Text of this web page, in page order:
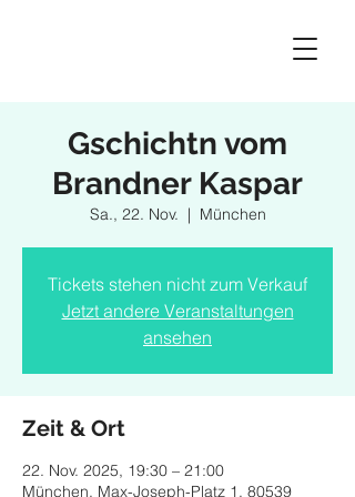
Gschichtn vom
Brandner Kaspar
Sa., 22. Nov.
  |
München
Tickets stehen nicht zum Verkauf
Jetzt andere Veranstaltungen
ansehen
Zeit & Ort
22. Nov. 2025, 19:30 – 21:00
München, Max-Joseph-Platz 1, 80539